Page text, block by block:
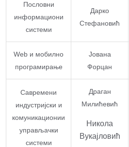
Пословни
информациони
системи
Дарко
Стефановић
Web и мобилно
програмирање
Јована
Форцан
Савремени
индустријски и
комуникационии
управљачки
системи
Драган
Милићевић
Никола
Вукајловић